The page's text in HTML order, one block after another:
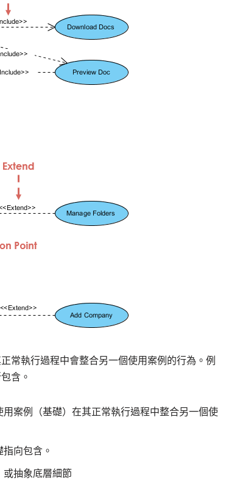
常執行過程中會整合另一個使用案例的行為。例
含。
案例（基礎）在其正常執行過程中整合另一個使
向包含。
或抽象底層細節